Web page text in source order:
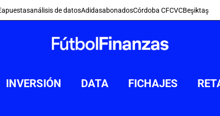
apuestasanálisis de datosAdidasabonadosCórdoba CFCVCBeşiktaş
INVERSIÓN DATA FICHAJES